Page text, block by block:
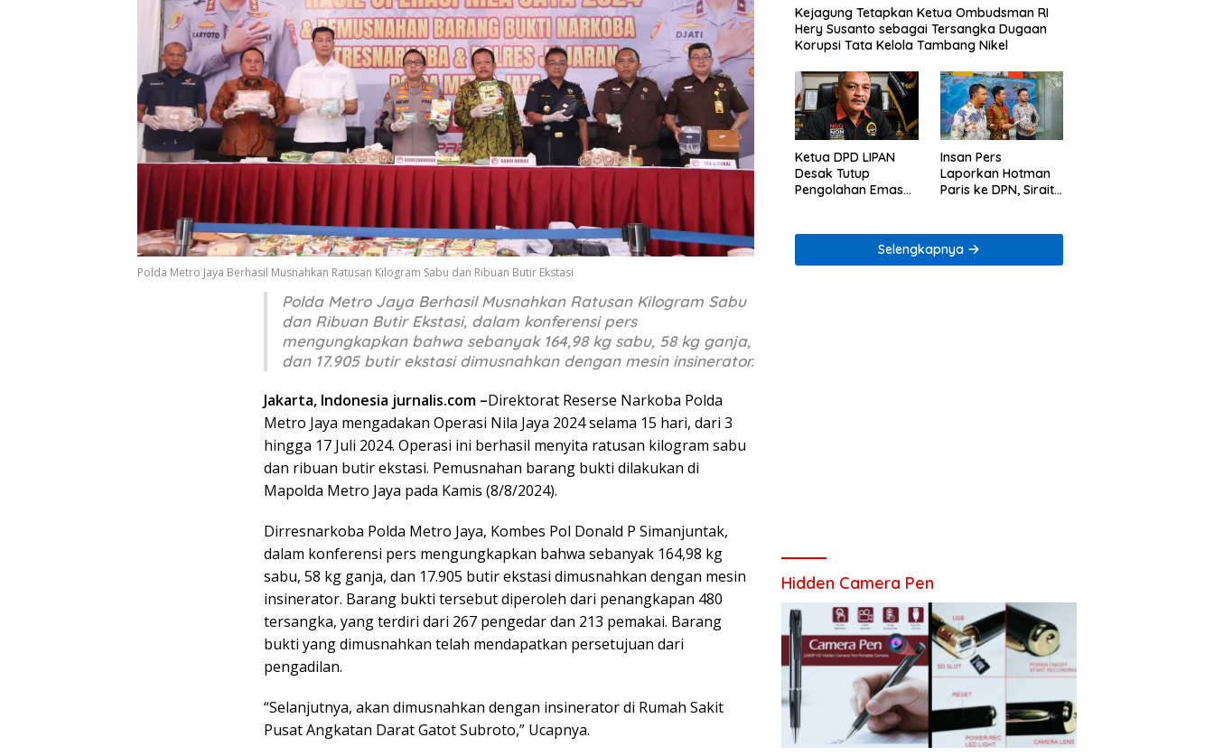
Polda Metro Jaya Berhasil Musnahkan Ratusan Kilogram Sabu dan Ribuan Butir Ekstasi
Polda Metro Jaya Berhasil Musnahkan Ratusan Kilogram Sabu
dan Ribuan Butir Ekstasi, dalam konferensi pers
mengungkapkan bahwa sebanyak 164,98 kg sabu, 58 kg ganja,
dan 17.905 butir ekstasi dimusnahkan dengan mesin insinerator.
Jakarta, Indonesia jurnalis.com –Direktorat Reserse Narkoba Polda
Metro Jaya mengadakan Operasi Nila Jaya 2024 selama 15 hari, dari 3
hingga 17 Juli 2024. Operasi ini berhasil menyita ratusan kilogram sabu
dan ribuan butir ekstasi. Pemusnahan barang bukti dilakukan di
Mapolda Metro Jaya pada Kamis (8/8/2024).
Dirresnarkoba Polda Metro Jaya, Kombes Pol Donald P Simanjuntak,
dalam konferensi pers mengungkapkan bahwa sebanyak 164,98 kg
sabu, 58 kg ganja, dan 17.905 butir ekstasi dimusnahkan dengan mesin
insinerator. Barang bukti tersebut diperoleh dari penangkapan 480
tersangka, yang terdiri dari 267 pengedar dan 213 pemakai. Barang
bukti yang dimusnahkan telah mendapatkan persetujuan dari
pengadilan.
“Selanjutnya, akan dimusnahkan dengan insinerator di Rumah Sakit
Pusat Angkatan Darat Gatot Subroto,” Ucapnya.
Kejagung Tetapkan Ketua Ombudsman RI
Hery Susanto sebagai Tersangka Dugaan
Korupsi Tata Kelola Tambang Nikel
Ketua DPD LIPAN
Desak Tutup
Pengolahan Emas
Insan Pers
Laporkan Hotman
Paris ke DPN, Sirait
Etik
Selengkapnya
Hidden Camera Pen